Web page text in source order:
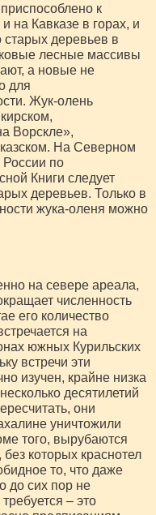
к
на Кавказе в горах, и
старых деревьев в
лесные массивы
а новые не
для
Жук-олень
Ворскле»,
На Северном
России по
Книги следует
деревьев. Только в
жука-оленя можно
на севере ареала,
численность
его количество
на
южных Курильских
встречи эти
изучен, крайне низка
десятилетий
они
уничтожили
того, вырубаются
которых краснотел
то, что даже
до сих пор не
– это